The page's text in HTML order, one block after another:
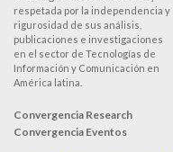
respetada por la independencia y
rigurosidad de sus análisis,
publicaciones e investigaciones
en el sector de Tecnologías de
Información y Comunicación en
América latina.
Convergencia Research
Convergencia Eventos